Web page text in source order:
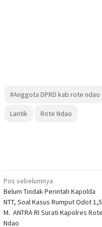
#Anggota DPRD kab rote ndao
Lantik Rote Ndao
Navigasi
pos
Pos sebelumnya
Belum Tindak Perintah Kapolda
NTT, Soal Kasus Rumput Odot 1,5
M. ANTRA RI Surati Kapolres Rote
Ndao